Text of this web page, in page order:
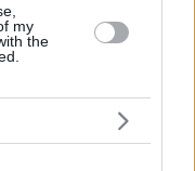
my
the